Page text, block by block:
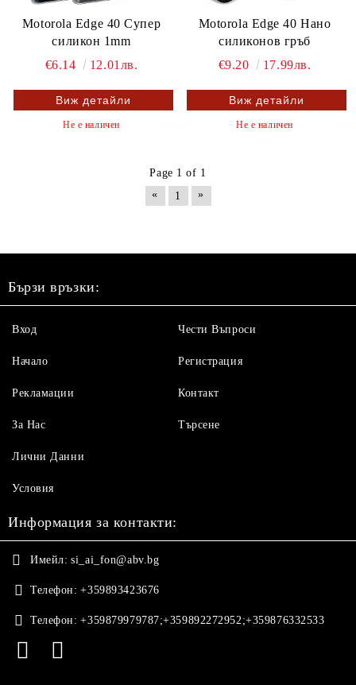
Motorola Edge 40 Супер
силикон 1mm
€6.14
12.01лв.
Виж детайли
Не е наличен
Motorola Edge 40 Нано
силиконов гръб
€9.20
17.99лв.
Виж детайли
Не е наличен
Page 1 of 1
«
1 »
Бързи връзки:
Вход
Начало
Рекламации
За Нас
Чести Въпроси
Регистрация
Контакт
Търсене
Лични Данни
Условия
Информация за контакти:
Имейл: si_ai_fon@abv.bg
Телефон: +359893423676
Телефон: +359879979787;+359892272952;+359876332533